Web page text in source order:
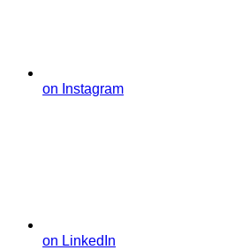
on Instagram
on LinkedIn